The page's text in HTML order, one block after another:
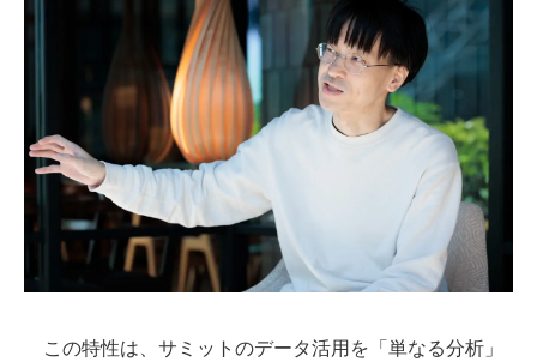
この特性は、サミットのデータ活用を「単なる分析」